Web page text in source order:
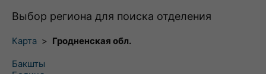
Выбор региона для поиска отделения
Карта > Гродненская обл.
Бакшты